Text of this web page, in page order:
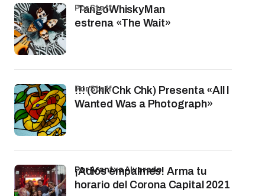
TangoWhiskyMan
estrena «The Wait»
por Staff
!!! (Chk Chk Chk) Presenta «All I
Wanted Was a Photograph»
por Staff
¡Adiós empalmes! Arma tu
horario del Corona Capital 2021
por Arantxa Alvarado